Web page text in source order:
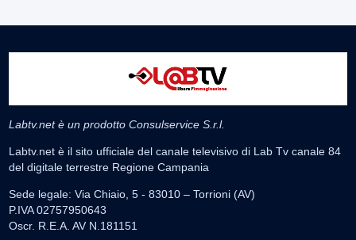
Labtv.net è un prodotto Consulservice S.r.l.
Labtv.net è il sito ufficiale del canale televisivo di Lab Tv canale 84
del digitale terrestre Regione Campania
Sede legale: Via Chiaio, 5 - 83010 – Torrioni (AV)
P.IVA 02757950643
Oscr. R.E.A. AV N.181151